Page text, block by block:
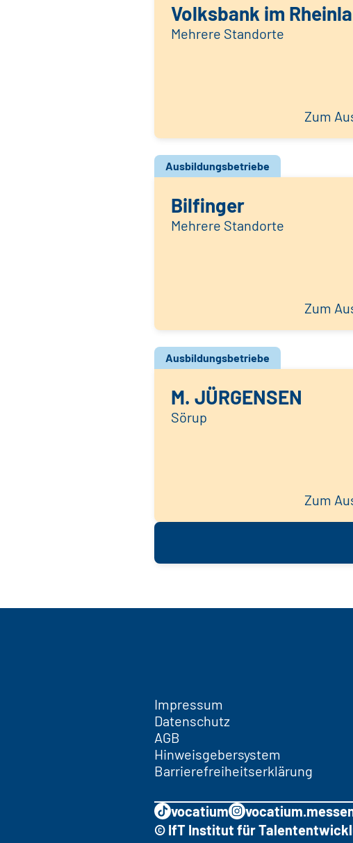
Volksbank im
Mehrere Standorte
Zum
Ausbildungsbetriebe
Bilfinger
Mehrere Standorte
Zum
Ausbildungsbetriebe
M. JÜRGENSEN
Sörup
Zum
Impressum
Datenschutz
AGB
Hinweisgebersystem
Barrierefreiheitserklärung
vocatium
© IfT Institut für